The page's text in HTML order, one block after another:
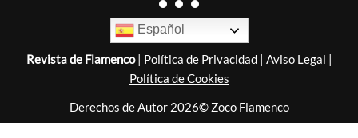
Español
Revista de Flamenco| Política de Privacidad| Aviso Legal |
Política de Cookies
Derechos de Autor 2026© Zoco Flamenco